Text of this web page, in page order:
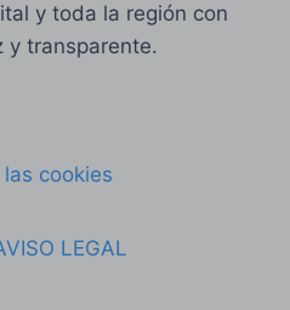
y toda la región con
y transparente.
cookies
LEGAL